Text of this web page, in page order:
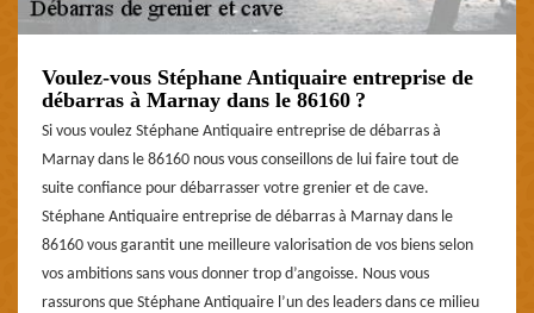
Voulez-vous Stéphane Antiquaire entreprise de
débarras à Marnay dans le 86160 ?
Si vous voulez Stéphane Antiquaire entreprise de débarras à
Marnay dans le 86160 nous vous conseillons de lui faire tout de
suite confiance pour débarrasser votre grenier et de cave.
Stéphane Antiquaire entreprise de débarras à Marnay dans le
86160 vous garantit une meilleure valorisation de vos biens selon
vos ambitions sans vous donner trop d’angoisse. Nous vous
rassurons que Stéphane Antiquaire l’un des leaders dans ce milieu